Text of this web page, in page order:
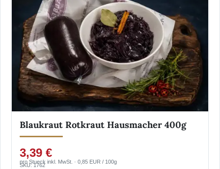
Blaukraut Rotkraut Hausmacher 400g
3,39 €
pro Stueck inkl. MwSt. · 0,85 EUR / 100g
SKU: 1762